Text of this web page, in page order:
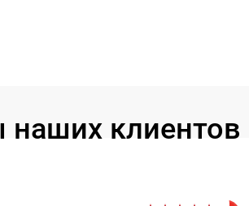
клиентов